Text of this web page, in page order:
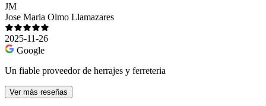
JM
Jose Maria Olmo Llamazares
2025-11-26
Google
Un fiable proveedor de herrajes y ferreteria
Ver más reseñas